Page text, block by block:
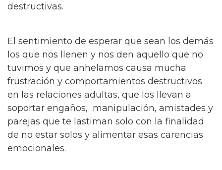
destructivas.
El sentimiento de esperar que sean los demás
los que nos llenen y nos den aquello que no
tuvimos y que anhelamos causa mucha
frustración y comportamientos destructivos
en las relaciones adultas, que los llevan a
soportar engaños, manipulación, amistades y
parejas que te lastiman solo con la finalidad
de no estar solos y alimentar esas carencias
emocionales.